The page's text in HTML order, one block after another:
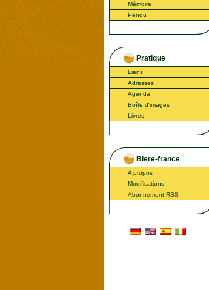
Mémoire
Pendu
Pratique
Liens
Adresses
Agenda
Boîte d'images
Livres
Biere-france
A propos
Modifications
Abonnement RSS